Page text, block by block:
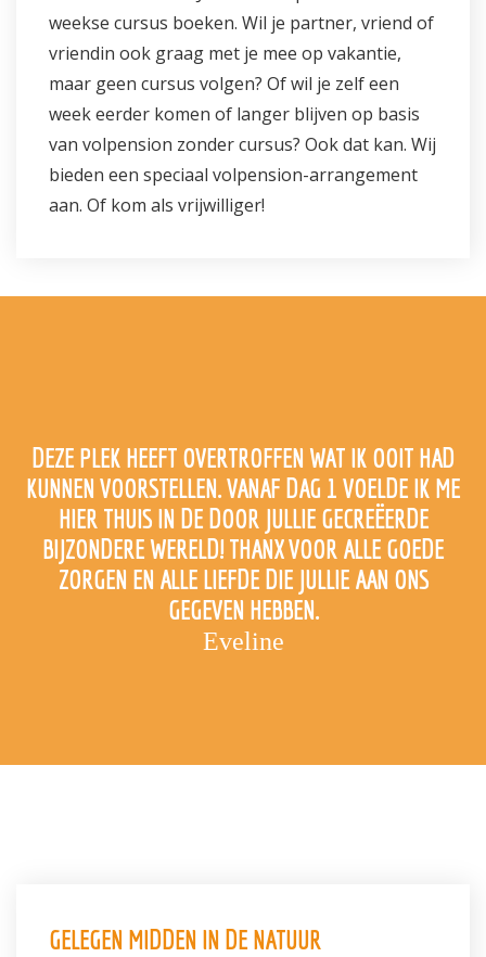
weekse cursus boeken. Wil je partner, vriend of
vriendin ook graag met je mee op vakantie,
maar geen cursus volgen? Of wil je zelf een
week eerder komen of langer blijven op basis
van volpension zonder cursus? Ook dat kan. Wij
bieden een speciaal volpension-arrangement
aan. Of kom als vrijwilliger!
DEZE PLEK HEEFT OVERTROFFEN WAT IK OOIT HAD
KUNNEN VOORSTELLEN. VANAF DAG 1 VOELDE IK ME
HIER THUIS IN DE DOOR JULLIE GECREËERDE
BIJZONDERE WERELD! THANX VOOR ALLE GOEDE
ZORGEN EN ALLE LIEFDE DIE JULLIE AAN ONS
GEGEVEN HEBBEN.
Eveline
GELEGEN MIDDEN IN DE NATUUR